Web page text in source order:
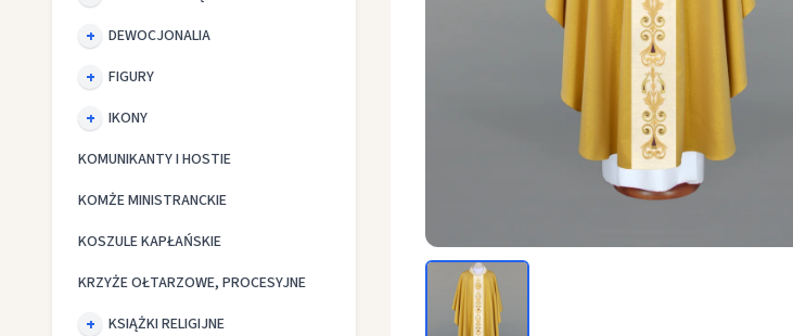
DEWOCJONALIA
FIGURY
IKONY
KOMUNIKANTY I HOSTIE
KOMŻE MINISTRANCKIE
KOSZULE KAPŁAŃSKIE
KRZYŻE OŁTARZOWE, PROCESYJNE
KSIĄŻKI RELIGIJNE
Ornat haftowany złoty - IHS - Ornaty złote/srebrne